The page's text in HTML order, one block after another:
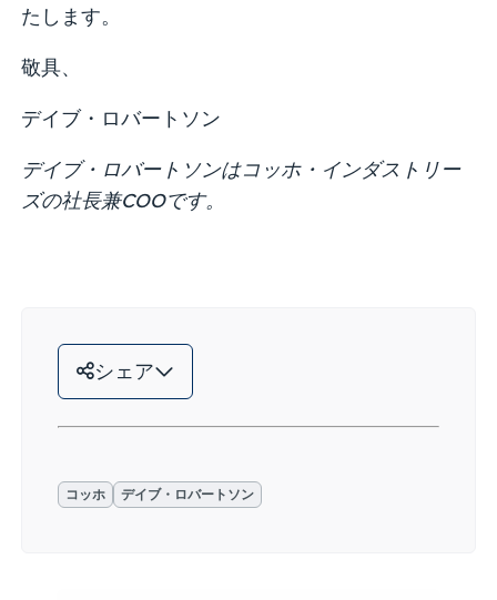
たします。
敬具、
デイブ・ロバートソン
デイブ・ロバートソンはコッホ・インダストリー
ズの社長兼COOです。
シェア
コッホ デイブ・ロバートソン